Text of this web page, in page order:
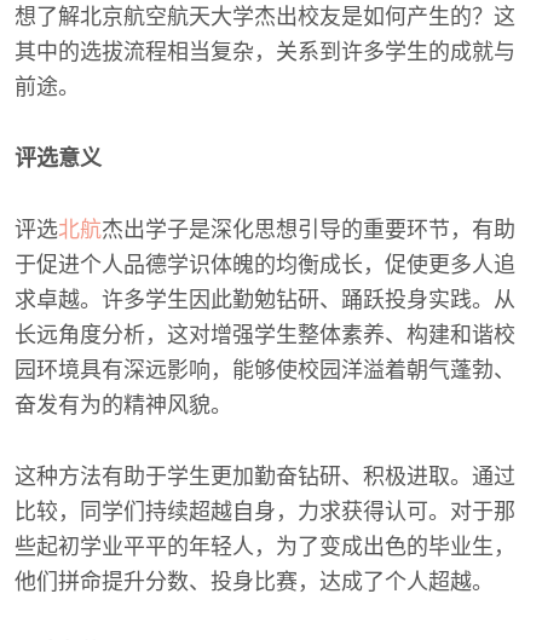
想了解北京航空航天大学杰出校友是如何产生的？这
其中的选拔流程相当复杂，关系到许多学生的成就与
前途。
评选意义
评选北航杰出学子是深化思想引导的重要环节，有助
于促进个人品德学识体魄的均衡成长，促使更多人追
求卓越。许多学生因此勤勉钻研、踊跃投身实践。从
长远角度分析，这对增强学生整体素养、构建和谐校
园环境具有深远影响，能够使校园洋溢着朝气蓬勃、
奋发有为的精神风貌。
这种方法有助于学生更加勤奋钻研、积极进取。通过
比较，同学们持续超越自身，力求获得认可。对于那
些起初学业平平的年轻人，为了变成出色的毕业生，
他们拼命提升分数、投身比赛，达成了个人超越。